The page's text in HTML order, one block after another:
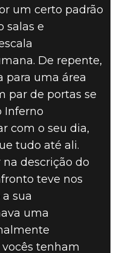
um certo padrão
salas e
De repente,
para uma área
par de portas se
Inferno
com o seu dia,
tudo até ali.
descrição do
teve nos
sua
uma
tenham